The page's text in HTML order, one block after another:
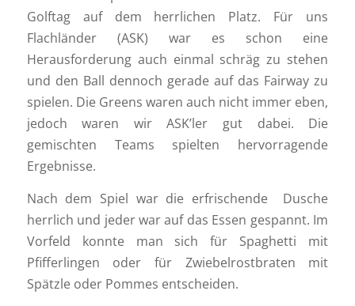
Golftag auf dem herrlichen Platz. Für uns
Flachländer (ASK) war es schon eine
Herausforderung auch einmal schräg zu stehen
und den Ball dennoch gerade auf das Fairway zu
spielen. Die Greens waren auch nicht immer eben,
jedoch waren wir ASK’ler gut dabei. Die
gemischten Teams spielten hervorragende
Ergebnisse.
Nach dem Spiel war die erfrischende Dusche
herrlich und jeder war auf das Essen gespannt. Im
Vorfeld konnte man sich für Spaghetti mit
Pfifferlingen oder für Zwiebelrostbraten mit
Spätzle oder Pommes entscheiden.